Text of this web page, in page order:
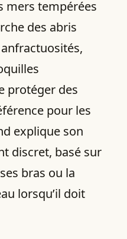
mers tempérées
des abris
protéger des
pour les
explique son
discret, basé sur
bras ou la
lorsqu’il doit